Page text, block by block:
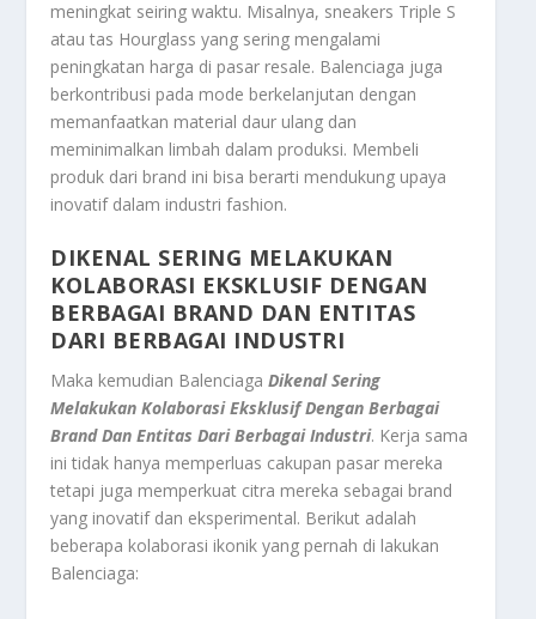
meningkat seiring waktu. Misalnya, sneakers Triple S
atau tas Hourglass yang sering mengalami
peningkatan harga di pasar resale. Balenciaga juga
berkontribusi pada mode berkelanjutan dengan
memanfaatkan material daur ulang dan
meminimalkan limbah dalam produksi. Membeli
produk dari brand ini bisa berarti mendukung upaya
inovatif dalam industri fashion.
DIKENAL SERING MELAKUKAN
KOLABORASI EKSKLUSIF DENGAN
BERBAGAI BRAND DAN ENTITAS
DARI BERBAGAI INDUSTRI
Maka kemudian BalenciagaDikenal Sering
Melakukan Kolaborasi Eksklusif Dengan Berbagai
Brand Dan Entitas Dari Berbagai Industri. Kerja sama
ini tidak hanya memperluas cakupan pasar mereka
tetapi juga memperkuat citra mereka sebagai brand
yang inovatif dan eksperimental. Berikut adalah
beberapa kolaborasi ikonik yang pernah di lakukan
Balenciaga: